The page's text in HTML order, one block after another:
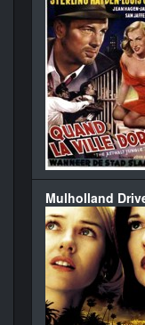
Mulholland